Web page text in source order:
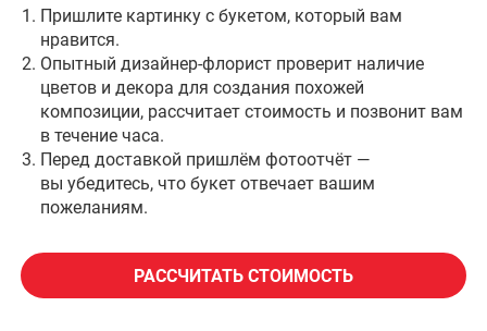
Пришлите картинку с букетом, который вам
нравится.
Опытный дизайнер-флорист проверит наличие
цветов и декора для создания похожей
композиции, рассчитает стоимость и позвонит вам
в течение часа.
Перед доставкой пришлём фотоотчёт —
вы убедитесь, что букет отвечает вашим
пожеланиям.
РАССЧИТАТЬ СТОИМОСТЬ